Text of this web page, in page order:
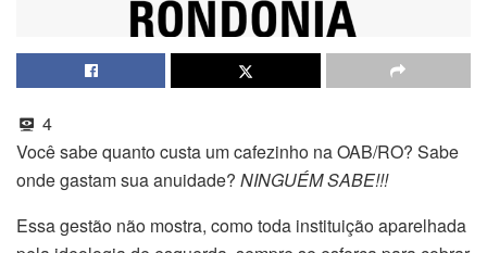
4
Você sabe quanto custa um cafezinho na OAB/RO? Sabe
onde gastam sua anuidade? NINGUÉM SABE!!!
Essa gestão não mostra, como toda instituição aparelhada